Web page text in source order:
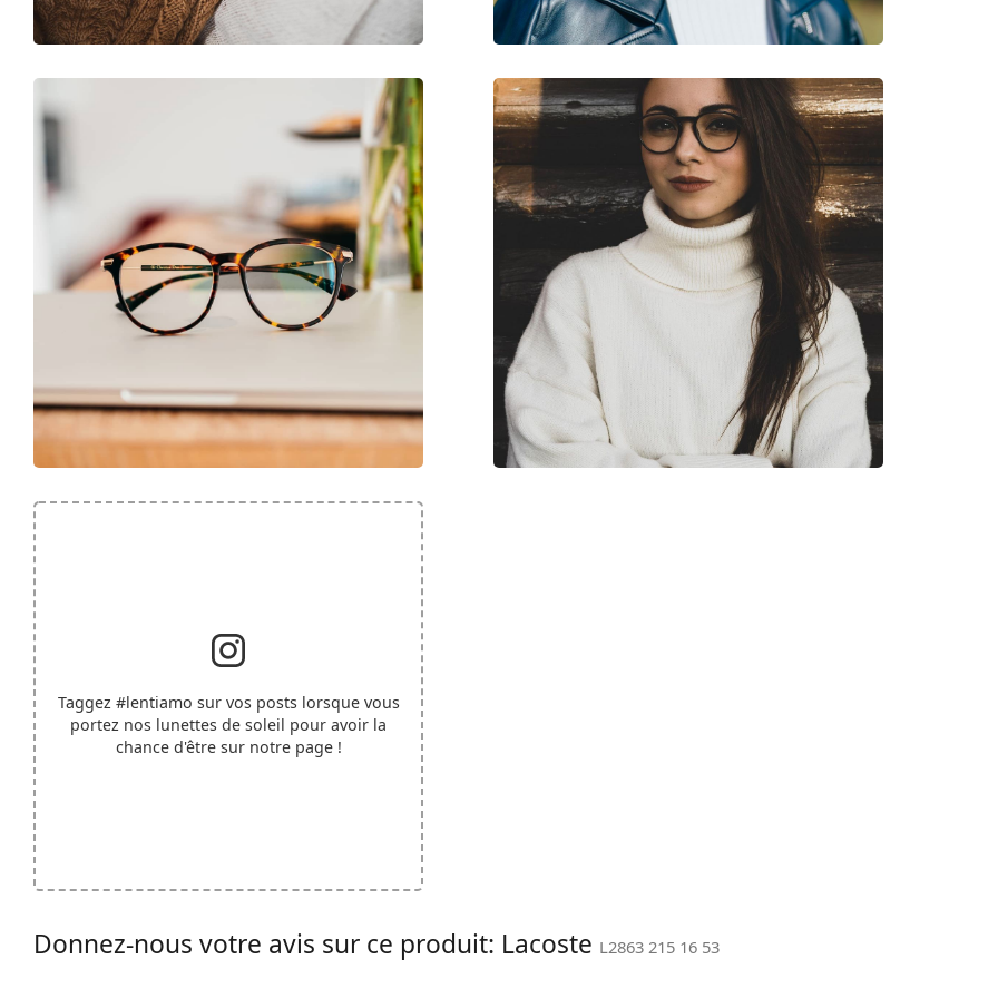
Code:
L2863 215 16 53
Taggez #lentiamo sur vos posts lorsque vous
portez nos lunettes de soleil pour avoir la
chance d'être sur notre page !
Donnez-nous votre avis sur ce produit: Lacoste L2863 215 16 53